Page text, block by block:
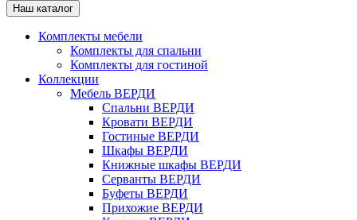
Наш каталог
Комплекты мебели
Комплекты для спальни
Комплекты для гостиной
Коллекции
Мебель ВЕРДИ
Спальни ВЕРДИ
Кровати ВЕРДИ
Гостиные ВЕРДИ
Шкафы ВЕРДИ
Книжные шкафы ВЕРДИ
Серванты ВЕРДИ
Буфеты ВЕРДИ
Прихожие ВЕРДИ